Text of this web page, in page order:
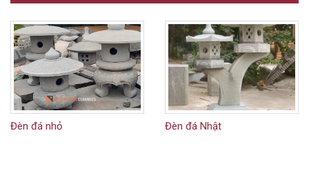
Đèn đá nhỏ Đèn đá Nhật